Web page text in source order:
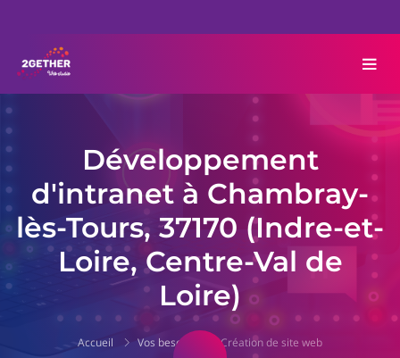
Développement
d'intranet à Chambray-
lès-Tours, 37170 (Indre-et-
Loire, Centre-Val de
Loire)
Accueil Vos besoins Création de site web